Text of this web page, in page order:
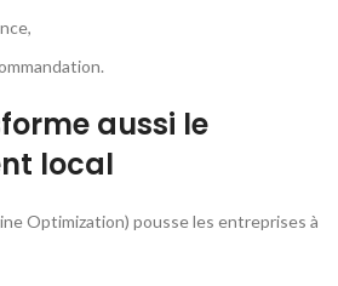
aussi le
local
Optimization) pousse les entreprises à